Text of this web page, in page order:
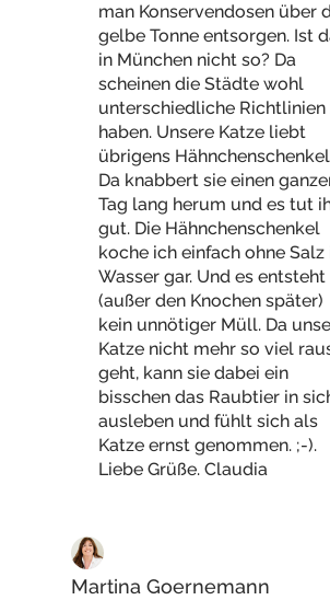
man Konservendosen über
gelbe Tonne entsorgen. Ist
in München nicht so? Da
scheinen die Städte wohl
unterschiedliche Richtlinien
haben. Unsere Katze liebt
übrigens
Da knabbert sie einen
Tag lang herum und es tut
gut. Die Hähnchenschenkel
koche ich einfach ohne Salz
Wasser gar. Und es entsteht
(außer den Knochen später)
kein unnötiger Müll. Da
Katze nicht mehr so viel
geht, kann sie dabei ein
bisschen das Raubtier in
ausleben und fühlt sich als
Katze ernst genommen. ;-).
Liebe Grüße. Claudia
Martina Goernemann